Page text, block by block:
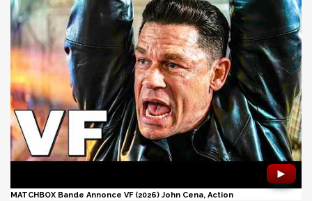
►
MATCHBOX Bande Annonce VF (2026) John Cena, Action